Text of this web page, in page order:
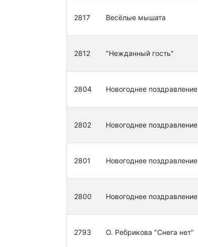
2817 Весёлые мышата
2812 "Нежданный гость"
2804 Новогоднее поздравление
2802 Новогоднее поздравление
2801 Новогоднее поздравление
2800 Новогоднее поздравление
2793 О. Ребрикова "Снега нет"